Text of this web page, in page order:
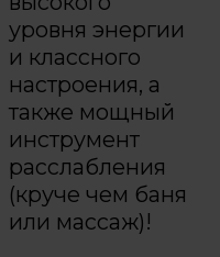
уровня энергии
и классного
настроения, а
также мощный
инструмент
расслабления
(круче чем баня
или массаж)!